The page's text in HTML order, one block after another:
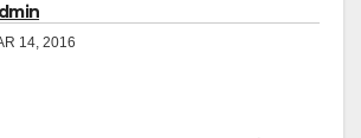
14, 2016